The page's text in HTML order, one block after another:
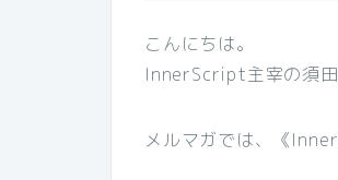
こんにちは。
InnerScript主宰の須田
メルマガでは、《